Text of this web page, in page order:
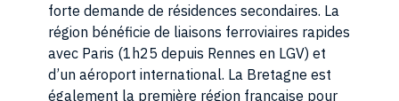
forte demande de résidences secondaires. La
région bénéficie de liaisons ferroviaires rapides
avec Paris (1h25 depuis Rennes en LGV) et
d’un aéroport international. La Bretagne est
également la première région française pour